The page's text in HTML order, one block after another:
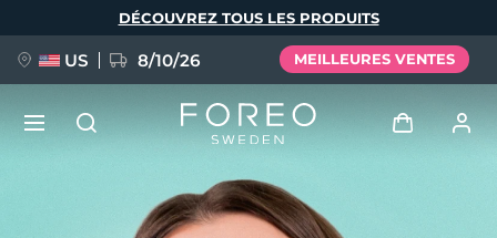
DÉCOUVREZ TOUS LES PRODUITS
US 8/10/26 MEILLEURES VENTES